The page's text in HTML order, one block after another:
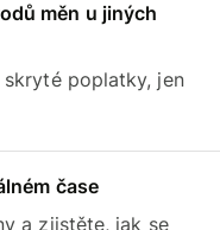
měn u jiných
skryté poplatky, jen
čase
a zjistěte, jak se